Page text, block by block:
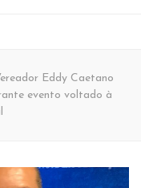
Eddy Caetano
evento voltado à